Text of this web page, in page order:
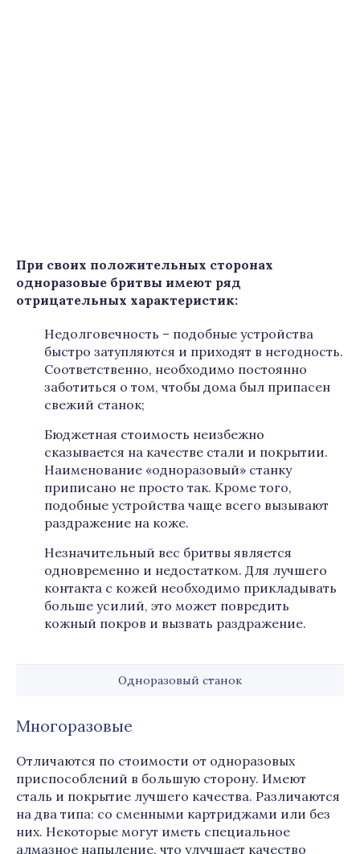
При своих положительных сторонах
одноразовые бритвы имеют ряд
отрицательных характеристик:
Недолговечность – подобные устройства
быстро затупляются и приходят в негодность.
Соответственно, необходимо постоянно
заботиться о том, чтобы дома был припасен
свежий станок;
Бюджетная стоимость неизбежно
сказывается на качестве стали и покрытии.
Наименование «одноразовый» станку
приписано не просто так. Кроме того,
подобные устройства чаще всего вызывают
раздражение на коже.
Незначительный вес бритвы является
одновременно и недостатком. Для лучшего
контакта с кожей необходимо прикладывать
больше усилий, это может повредить
кожный покров и вызвать раздражение.
Одноразовый станок
Многоразовые
Отличаются по стоимости от одноразовых
приспособлений в большую сторону. Имеют
сталь и покрытие лучшего качества. Различаются
на два типа: со сменными картриджами или без
них. Некоторые могут иметь специальное
алмазное напыление, что улучшает качество